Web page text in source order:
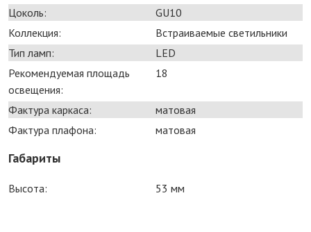
Цоколь:
GU10
Коллекция:
Встраиваемые светильники
Тип ламп:
LED
Рекомендуемая площадь
освещения:
18
Фактура каркаса:
матовая
Фактура плафона:
матовая
Габариты
Высота: 53 мм